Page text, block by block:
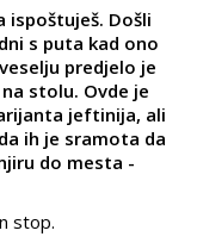
ispoštuješ. Došli
s puta kad ono
predjelo je
stolu. Ovde je
jeftinija, ali
ih je sramota da
do mesta -
stop.